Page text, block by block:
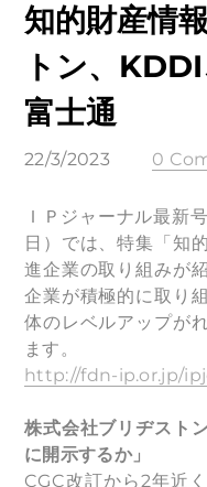
知的財産情
トン、
富士通
22/3/2023 0
ＩＰジャーナル最新
日）では、特集「知
進企業の取り組みが
企業が積極的に取り
体のレベルアップが
ます。
http://fdn-ip.or.jp/
株式会社ブリヂスト
に開示するか」
CGC改訂から2年近